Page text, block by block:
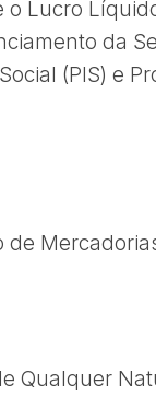
Lucro
da
(PIS) e
Qualquer